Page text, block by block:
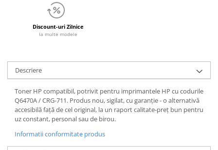
Discount-uri Zilnice
la multe modele
Descriere
Toner HP compatibil, potrivit pentru imprimantele HP cu codurile
Q6470A / CRG-711. Produs nou, sigilat, cu garanție - o alternativă
accesibilă față de cel original, la un raport calitate-preț bun pentru
uz constant, personal sau de birou.
Informatii conformitate produs